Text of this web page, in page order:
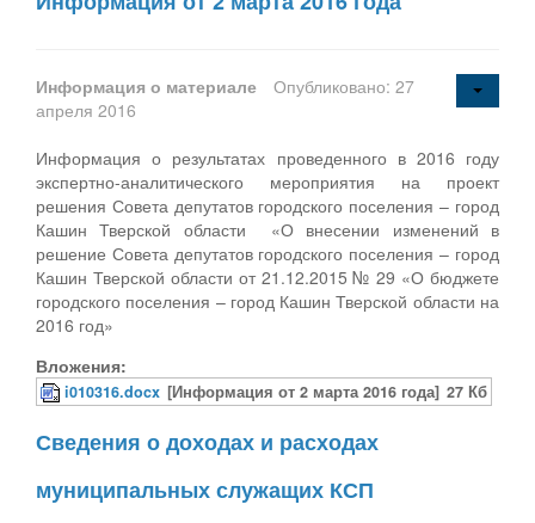
Информация о материале
Опубликовано: 27
апреля 2016
Информация о результатах проведенного в 2016 году
экспертно-аналитического мероприятия на проект
решения Совета депутатов городского поселения – город
Кашин Тверской области «О внесении изменений в
решение Совета депутатов городского поселения – город
Кашин Тверской области от 21.12.2015 № 29 «О бюджете
городского поселения – город Кашин Тверской области на
2016 год»
Вложения:
i010316.docx [Информация от 2 марта 2016 года] 27 Кб
Сведения о доходах и расходах
муниципальных служащих КСП